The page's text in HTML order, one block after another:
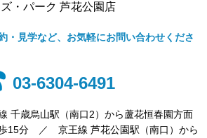
・パーク 芦花公園店
・見学など、お気軽にお問い合わせくださ
03-6304-6491
千歳烏山駅（南口2）から蘆花恒春園方面
15分 ／ 京王線 芦花公園駅（南口）から